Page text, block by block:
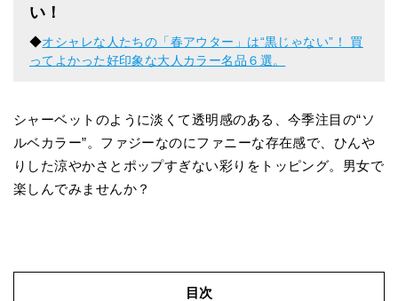
い！
◆オシャレな人たちの「春アウター」は“黒じゃない”！ 買
ってよかった好印象な大人カラー名品６選。
シャーベットのように淡くて透明感のある、今季注目の“ソ
ルベカラー”。ファジーなのにファニーな存在感で、ひんや
りした涼やかさとポップすぎない彩りをトッピング。男女で
楽しんでみませんか？
目次